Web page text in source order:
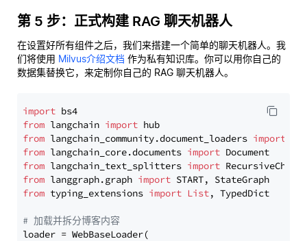
第 5 步：正式构建 RAG 聊天机器人
在设置好所有组件之后，我们来搭建一个简单的聊天机器人。我
们将使用 Milvus介绍文档 作为私有知识库。你可以用你自己的
数据集替换它，来定制你自己的 RAG 聊天机器人。
import
from langchain import
from langchain_community.document_loaders import
from langchain_core.documents import
from langchain_text_splitters import
from langgraph.graph import
from typing_extensions import List, TypedDict
# 加载并拆分博客内容
loader = WebBaseLoader(